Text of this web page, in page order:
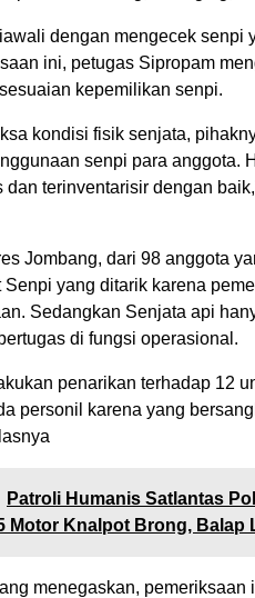
dengan mengecek senpi
ini, petugas Sipropam
kepemilikan senpi.
kondisi fisik senjata,
senpi para anggota.
terinventarisir dengan
Jombang, dari 98 anggota
Senpi yang ditarik karena
Sedangkan Senjata api
di fungsi operasional.
penarikan terhadap 12
personil karena yang
Patroli Humanis Satlantas
Motor Knalpot Brong, Balap
menegaskan,